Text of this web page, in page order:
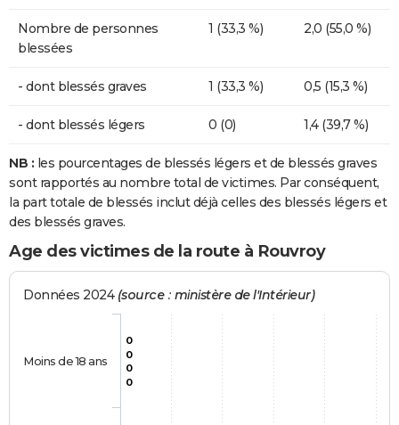
Nombre de personnes
blessées
1 (33,3 %) 2,0 (55,0 %)
- dont blessés graves 1 (33,3 %) 0,5 (15,3 %)
- dont blessés légers 0 (0) 1,4 (39,7 %)
NB : les pourcentages de blessés légers et de blessés graves
sont rapportés au nombre total de victimes. Par conséquent,
la part totale de blessés inclut déjà celles des blessés légers et
des blessés graves.
Age des victimes de la route à Rouvroy
Données 2024 (source : ministère de l'Intérieur)
0
0
0
0
Moins de 18 ans